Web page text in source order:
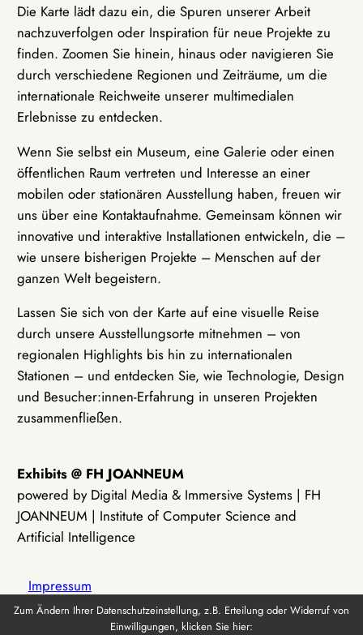
Die Karte lädt dazu ein, die Spuren unserer Arbeit
nachzuverfolgen oder Inspiration für neue Projekte zu
finden. Zoomen Sie hinein, hinaus oder navigieren Sie
durch verschiedene Regionen und Zeiträume, um die
internationale Reichweite unserer multimedialen
Erlebnisse zu entdecken.
Wenn Sie selbst ein Museum, eine Galerie oder einen
öffentlichen Raum vertreten und Interesse an einer
mobilen oder stationären Ausstellung haben, freuen wir
uns über eine Kontaktaufnahme. Gemeinsam können wir
innovative und interaktive Installationen entwickeln, die –
wie unsere bisherigen Projekte – Menschen auf der
ganzen Welt begeistern.
Lassen Sie sich von der Karte auf eine visuelle Reise
durch unsere Ausstellungsorte mitnehmen – von
regionalen Highlights bis hin zu internationalen
Stationen – und entdecken Sie, wie Technologie, Design
und Besucher:innen-Erfahrung in unseren Projekten
zusammenfließen.
Exhibits @ FH JOANNEUM
powered by Digital Media & Immersive Systems | FH
JOANNEUM | Institute of Computer Science and
Artificial Intelligence
Impressum
Zum Ändern Ihrer Datenschutzeinstellung, z.B. Erteilung oder Widerruf von
Einwilligungen, klicken Sie hier: